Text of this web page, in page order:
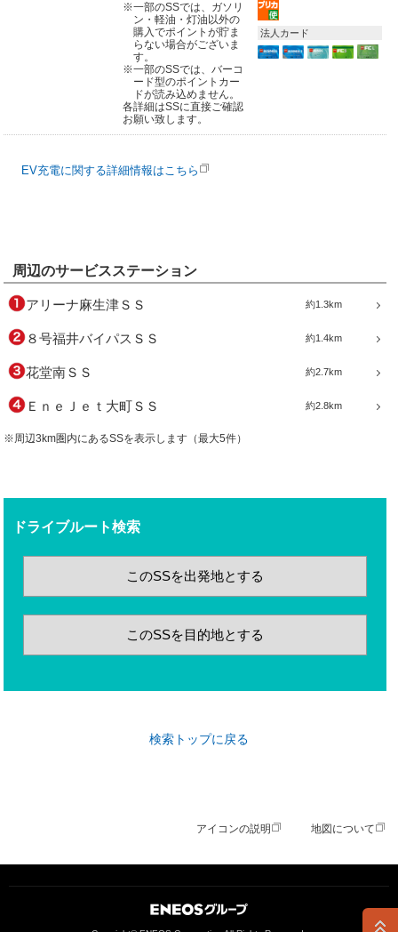
※一部のSSでは、ガソリ
ン・軽油・灯油以外の
購入でポイントが貯ま
らない場合がございま
す。
※一部のSSでは、バーコ
ード型のポイントカー
ドが読み込めません。
各詳細はSSに直接ご確認
お願い致します。
法人カード
EV充電に関する詳細情報はこちら
周辺のサービスステーション
約1.3km
アリーナ麻生津ＳＳ
約1.4km
８号福井バイパスＳＳ
約2.7km
花堂南ＳＳ
約2.8km
ＥｎｅＪｅｔ大町ＳＳ
※周辺3km圏内にあるSSを表示します（最大5件）
ドライブルート検索
このSSを出発地とする
このSSを目的地とする
検索トップに戻る
アイコンの説明 地図について